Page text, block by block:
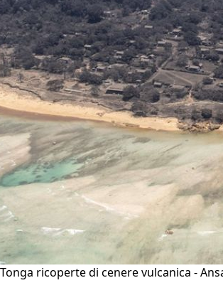
ricoperte di cenere vulcanica -